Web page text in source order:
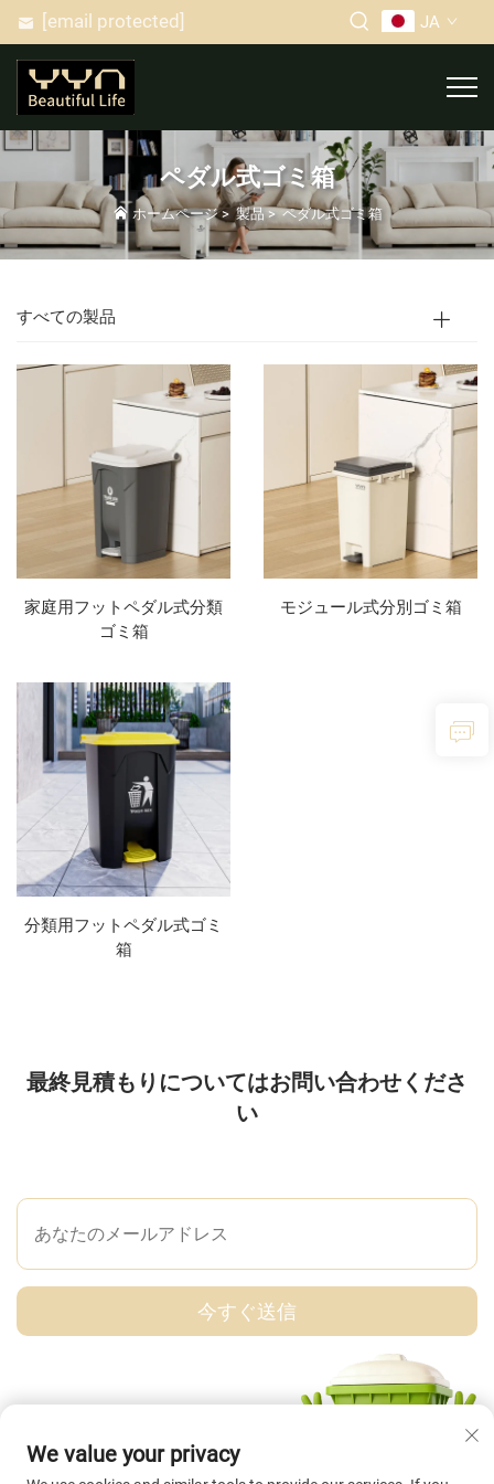
[email protected] JA
ペダル式ゴミ箱
ホームページ> 製品 >ペダル式ゴミ箱
すべての製品
家庭用フットペダル式分類
ゴミ箱
モジュール式分別ゴミ箱
分類用フットペダル式ゴミ
箱
最終見積もりについてはお問い合わせくださ
い
今すぐ送信
We value your privacy